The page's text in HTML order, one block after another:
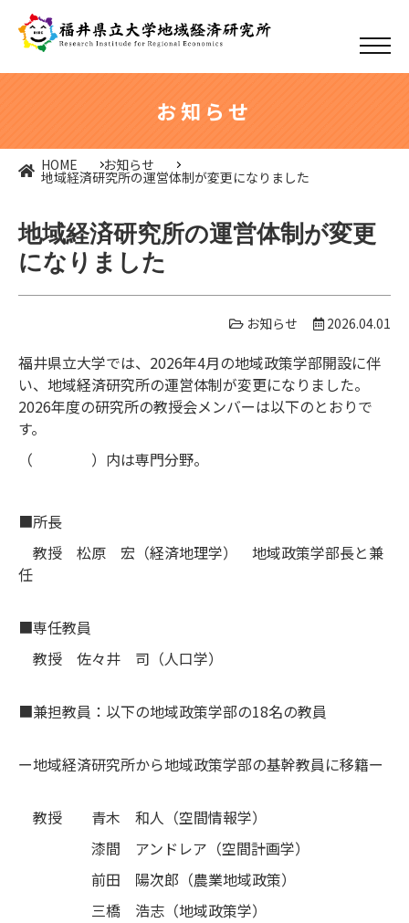
お知らせ
HOME お知らせ
地域経済研究所の運営体制が変更になりました
地域経済研究所の運営体制が変更
になりました
お知らせ 2026.04.01
福井県立大学では、2026年4月の地域政策学部開設に伴
い、地域経済研究所の運営体制が変更になりました。
2026年度の研究所の教授会メンバーは以下のとおりで
す。
（ ）内は専門分野。
■所長
教授 松原 宏（経済地理学） 地域政策学部長と兼
任
■専任教員
教授 佐々井 司（人口学）
■兼担教員：以下の地域政策学部の18名の教員
ー地域経済研究所から地域政策学部の基幹教員に移籍ー
教授 青木 和人（空間情報学）
漆間 アンドレア（空間計画学）
前田 陽次郎（農業地域政策）
三橋 浩志（地域政策学）